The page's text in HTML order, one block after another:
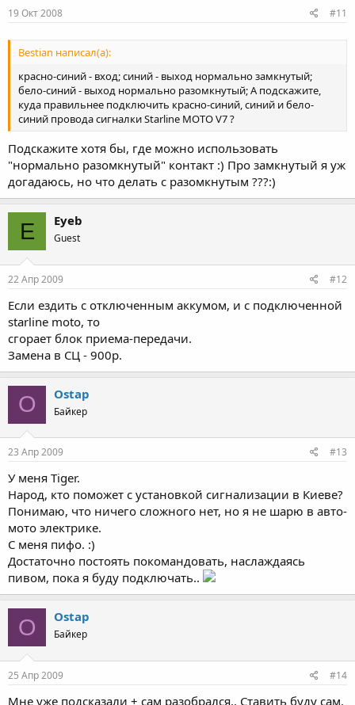
19 Окт 2008 #11
Bestian написал(а):
красно-синий - вход; синий - выход нормально замкнутый;
бело-синий - выход нормально разомкнутый; А подскажите,
куда правильнее подключить красно-синий, синий и бело-
синий провода сигналки Starline MOTO V7 ?
Подскажите хотя бы, где можно использовать
"нормально разомкнутый" контакт :) Про замкнутый я уж
догадаюсь, но что делать с разомкнутым ???:)
E Eyeb
Guest
22 Апр 2009 #12
Если ездить с отключенным аккумом, и с подключенной
starline moto, то
сгорает блок приема-передачи.
Замена в СЦ - 900р.
O Ostap
Байкер
23 Апр 2009 #13
У меня Tiger.
Народ, кто поможет с установкой сигнализации в Киеве?
Понимаю, что ничего сложного нет, но я не шарю в авто-
мото электрике.
С меня пифо. :)
Достаточно постоять покомандовать, наслаждаясь
пивом, пока я буду подключать..
O Ostap
Байкер
25 Апр 2009 #14
Мне уже подсказали + сам разобрался.. Ставить буду сам.